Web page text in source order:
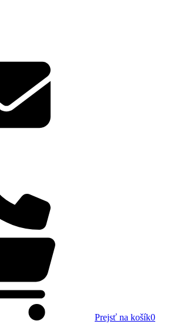
Prejsť na košík0